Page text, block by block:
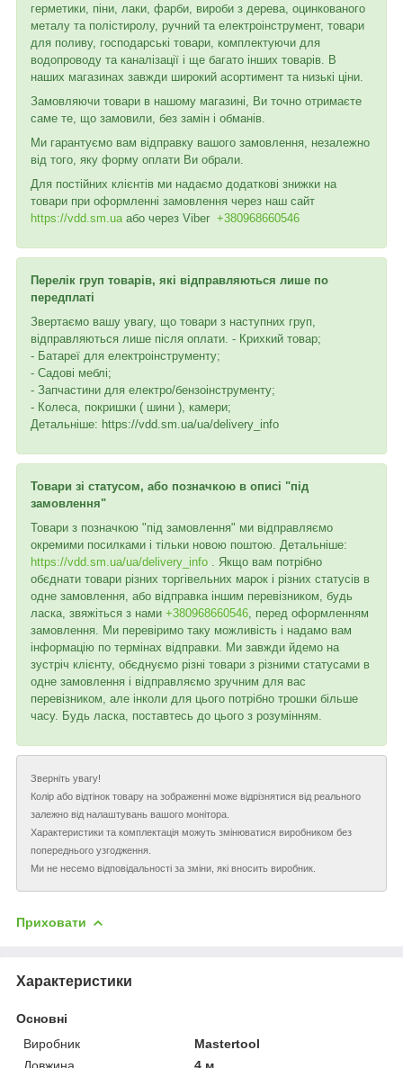
герметики, піни, лаки, фарби, вироби з дерева, оцинкованого
металу та полістиролу, ручний та електроінструмент, товари
для поливу, господарські товари, комплектуючи для
водопроводу та каналізації і ще багато інших товарів. В
наших магазинах завжди широкий асортимент та низькі ціни.
Замовляючи товари в нашому магазині, Ви точно отримаєте
саме те, що замовили, без замін і обманів.
Ми гарантуємо вам відправку вашого замовлення, незалежно
від того, яку форму оплати Ви обрали.
Для постійних клієнтів ми надаємо додаткові знижки на
товари при оформленні замовлення через наш сайт
https://vdd.sm.ua або через Viber +380968660546
Перелік груп товарів, які відправляються лише по
передплаті
Звертаємо вашу увагу, що товари з наступних груп,
відправляються лише після оплати. - Крихкий товар;
- Батареї для електроінструменту;
- Садові меблі;
- Запчастини для електро/бензоінструменту;
- Колеса, покришки ( шини ), камери;
Детальніше: https://vdd.sm.ua/ua/delivery_info
Товари зі статусом, або позначкою в описі "під
замовлення"
Товари з позначкою "під замовлення" ми відправляємо
окремими посилками і тільки новою поштою. Детальніше:
https://vdd.sm.ua/ua/delivery_info . Якщо вам потрібно
обєднати товари різних торгівельних марок і різних статусів в
одне замовлення, або відправка іншим перевізником, будь
ласка, звяжіться з нами +380968660546 , перед оформленням
замовлення. Ми перевіримо таку можливість і надамо вам
інформацію по термінах відправки. Ми завжди йдемо на
зустріч клієнту, обєднуємо різні товари з різними статусами в
одне замовлення і відправляємо зручним для вас
перевізником, але інколи для цього потрібно трошки більше
часу. Будь ласка, поставтесь до цього з розумінням.
Зверніть увагу!
Колір або відтінок товару на зображенні може відрізнятися від реального
залежно від налаштувань вашого монітора.
Характеристики та комплектація можуть змінюватися виробником без
попереднього узгодження.
Ми не несемо відповідальності за зміни, які вносить виробник.
Приховати
Характеристики
Основні
Виробник
Mastertool
Довжина
4 м